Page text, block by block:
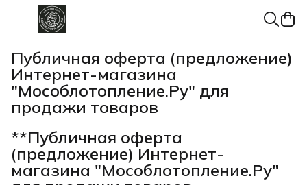
Публичная оферта (предложение)
Интернет-магазина
"Мособлотопление.Ру" для
продажи товаров
**Публичная оферта
(предложение) Интернет-
магазина "Мособлотопление.Ру"